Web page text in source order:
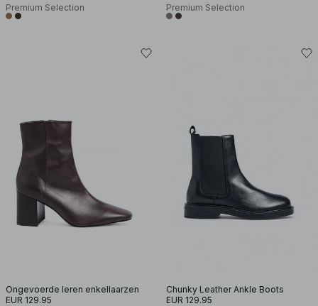
Premium Selection
Premium Selection
Ongevoerde leren enkellaarzen
EUR 129.95
Chunky Leather Ankle Boots
EUR 129.95